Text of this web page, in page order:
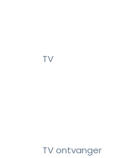
TV
TV ontvanger